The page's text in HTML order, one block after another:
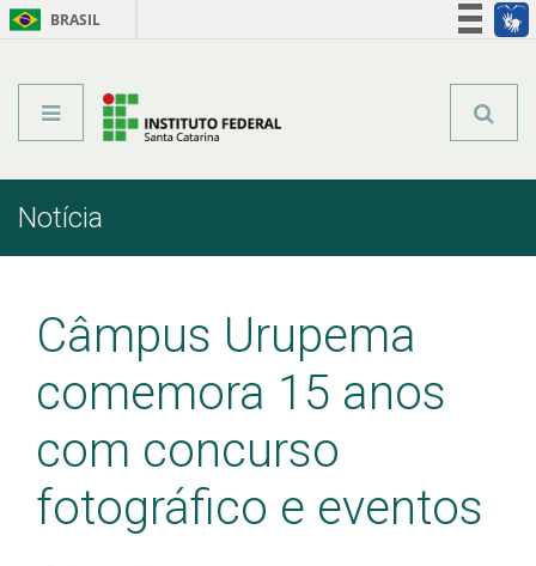
BRASIL
NotíciaInício
Câmpus Urupema
comemora 15 anos
com concurso
fotográfico e eventos